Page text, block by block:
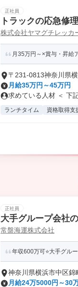
正社員
トラックの応急修
株式会社ヤマグチレッカ
月35万円～×賞与・昇給
〒231-0813神奈川県
月給35万円～45万円
求めている人材 ＜ 下
ランチタイム 資格取得支
正社員
大手グループ会社
常盤海運株式会社
年収600万可⭐大手グル
神奈川県横浜市中区錦
月給24万5000円～30